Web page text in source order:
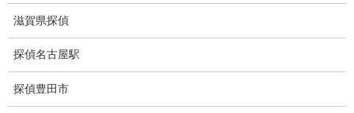
下着窃盗犯防止対策調査
猫犬の捜索
所在調査
滋賀県探偵
探偵名古屋駅
探偵豊田市